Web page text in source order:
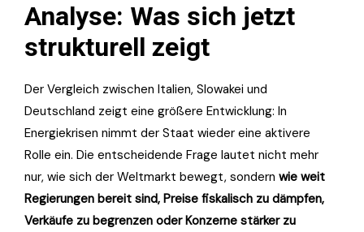
Analyse: Was sich jetzt
strukturell zeigt
Der Vergleich zwischen Italien, Slowakei und
Deutschland zeigt eine größere Entwicklung: In
Energiekrisen nimmt der Staat wieder eine aktivere
Rolle ein. Die entscheidende Frage lautet nicht mehr
nur, wie sich der Weltmarkt bewegt, sondern wie weit
Regierungen bereit sind, Preise fiskalisch zu dämpfen,
Verkäufe zu begrenzen oder Konzerne stärker zu